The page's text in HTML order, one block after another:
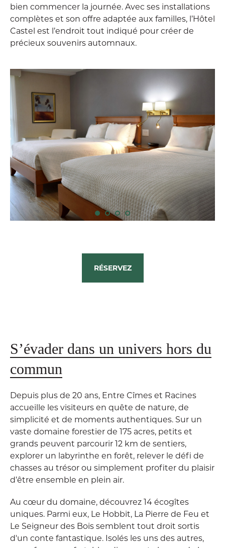
bien commencer la journée. Avec ses installations
complètes et son offre adaptée aux familles, l’Hôtel
Castel est l’endroit tout indiqué pour créer de
précieux souvenirs automnaux.
RÉSERVEZ
S’évader dans un univers hors du
commun
Depuis plus de 20 ans, Entre Cîmes et Racines
accueille les visiteurs en quête de nature, de
simplicité et de moments authentiques. Sur un
vaste domaine forestier de 175 acres, petits et
grands peuvent parcourir 12 km de sentiers,
explorer un labyrinthe en forêt, relever le défi de
chasses au trésor ou simplement profiter du plaisir
d’être ensemble en plein air.
Au cœur du domaine, découvrez 14 écogîtes
uniques. Parmi eux, Le Hobbit, La Pierre de Feu et
Le Seigneur des Bois semblent tout droit sortis
d'un conte fantastique. Isolés les uns des autres,